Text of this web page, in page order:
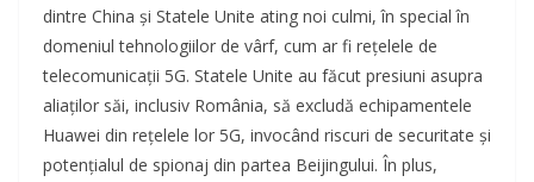
dintre China și Statele Unite ating noi culmi, în special în
domeniul tehnologiilor de vârf, cum ar fi rețelele de
telecomunicații 5G. Statele Unite au făcut presiuni asupra
aliaților săi, inclusiv România, să excludă echipamentele
Huawei din rețelele lor 5G, invocând riscuri de securitate și
potențialul de spionaj din partea Beijingului. În plus,